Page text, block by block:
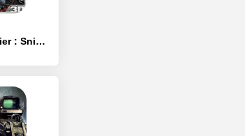
Zombie Frontier : Sniper